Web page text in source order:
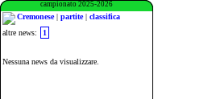
campionato 2025-2026
Cremonese| partite| classifica
altre news:
1
Nessuna news da visualizzare.